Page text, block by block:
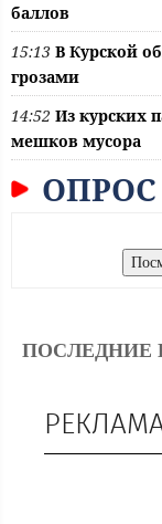
баллов
15:13 В Курской
грозами
14:52 Из курских
мешков мусора
ОПРОС
ПОСЛЕДНИЕ